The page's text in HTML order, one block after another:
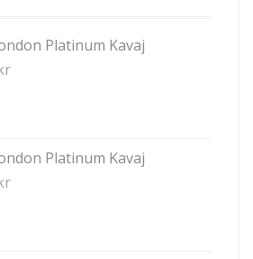
Platinum Kavaj
Platinum Kavaj